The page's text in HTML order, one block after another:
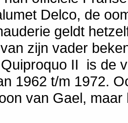
Delco, de
geldt
zijn vader
II is de
1962 t/m 1972.
van Gael,